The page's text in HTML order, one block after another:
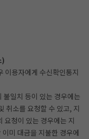
)
이용자에게 수신확인통지
일치 등이 있는 경우에는
취소를 요청할 수 있고, 지
요청이 있는 경우에는 지
미 대금을 지불한 경우에